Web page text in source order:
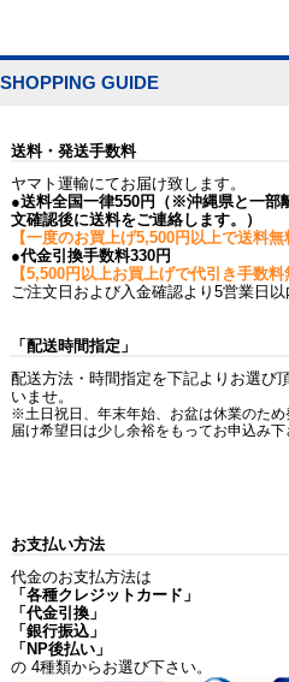
SHOPPING GUIDE
送料・発送手数料
ヤマト運輸にてお届け致します。
●送料全国一律550円（※沖縄県と一部
文確認後に送料をご連絡します。）
【一度のお買上げ5,500円以上で送料無
●代金引換手数料330円
【5,500円以上お買上げで代引き手数料
ご注文日および入金確認より5営業日以
「配送時間指定」
配送方法・時間指定を下記よりお選び
いませ。
※土日祝日、年末年始、お盆は休業のた
届け希望日は少し余裕をもってお申込み下
お支払い方法
代金のお支払方法は
「各種クレジットカード」
「代金引換」
「銀行振込」
「NP後払い」
の 4種類からお選び下さい。